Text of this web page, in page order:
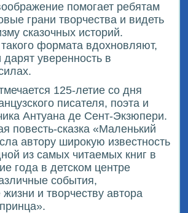
помогает ребятам
грани творчества и видеть
сказочных историй.
формата вдохновляют,
уверенность в
125-летие со дня
писателя, поэта и
Антуана де Сент-Экзюпери.
повесть-сказка «Маленький
автору широкую известность
из самых читаемых книг в
года в детском центре
события,
и творчеству автора